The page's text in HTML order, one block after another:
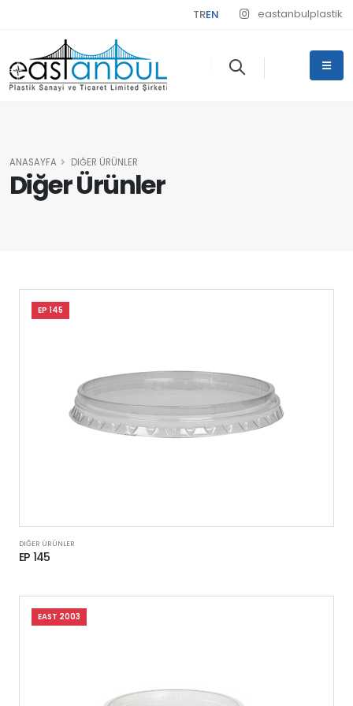
TREN eastanbulplastik
Diğer Ürünler
ANASAYFA DIĞER ÜRÜNLER
EP 145
DIĞER ÜRÜNLER
EP 145
EAST 2003